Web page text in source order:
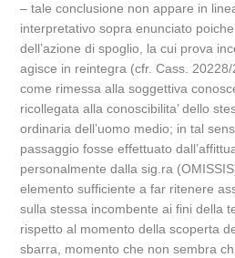
– tale conclusione non appare in
interpretativo sopra enunciato
dell’azione di spoglio, la cui prova
agisce in reintegra (cfr. Cass.
come rimessa alla soggettiva
ricollegata alla conoscibilita’ dello
ordinaria dell’uomo medio; in tal
passaggio fosse effettuato
personalmente dalla sig.ra
elemento sufficiente a far ritenere
sulla stessa incombente ai fini della
rispetto al momento della scoperta
sbarra, momento che non sembra